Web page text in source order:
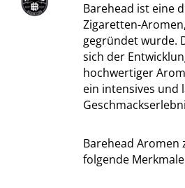
Barehead ist eine
Zigaretten-
gegründet wurde.
sich der
hochwertiger
ein intensives und
Barehead Aromen
folgende